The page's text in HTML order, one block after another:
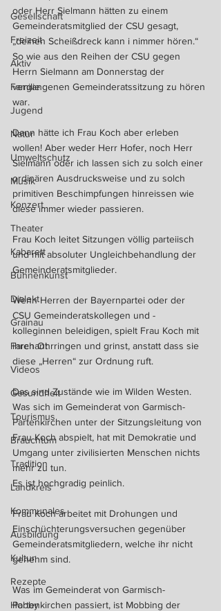
Gesellschaft
Freizeit
Aktiv
Familie
Jugend
Natur
Umweltschutz
Musik
Konzert
Theater
Kabarett
Bühnenkunst
Dialekt
Grainau
Farchant
Videos
Gesundheit
Tourismus
Brauchtum
Tradition
Landkreis
Kommunales
Ausbildung
Kultur
Rezepte
Hobby
oder Herr Sielmann hätten zu einem
Gemeinderatsmitglied der CSU gesagt,
„deinen Scheißdreck kann i nimmer hören.“
So wie aus den Reihen der CSU gegen
Herrn Sielmann am Donnerstag der
vergangenen Gemeinderatssitzung zu hören
war.
Dann hätte ich Frau Koch aber erleben
wollen! Aber weder Herr Hofer, noch Herr
Sielmann oder ich lassen sich zu solch einer
ordinären Ausdrucksweise und zu solch
primitiven Beschimpfungen hinreissen wie
diese immer wieder passieren.
Frau Koch leitet Sitzungen völlig parteiisch
und mit absoluter Ungleichbehandlung der
Gemeinderatsmitglieder.
Wenn Herren der Bayernpartei oder der
CSU Gemeinderatskollegen und -
kolleginnen beleidigen, spielt Frau Koch mit
ihren Ohrringen und grinst, anstatt dass sie
diese „Herren“ zur Ordnung ruft.
Das sind Zustände wie im Wilden Westen.
Was sich im Gemeinderat von Garmisch-
Partenkirchen unter der Sitzungsleitung von
Frau Koch abspielt, hat mit Demokratie und
Umgang unter zivilisierten Menschen nichts
mehr zu tun.
Es ist hochgradig peinlich.
Frau Koch arbeitet mit Drohungen und
Einschüchterungsversuchen gegenüber
Gemeinderatsmitgliedern, welche ihr nicht
genehm sind.
Was im Gemeinderat von Garmisch-
Partenkirchen passiert, ist Mobbing der